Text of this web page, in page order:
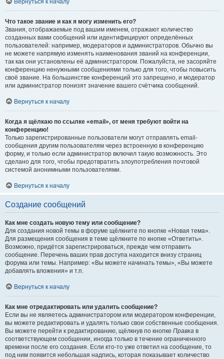
Вернуться к началу
Что такое звание и как я могу изменить его?
Звания, отображаемые под вашим именем, отражают количество
созданных вами сообщений или идентифицируют определённых
пользователей: например, модераторов и администраторов. Обычно вы
не можете напрямую изменять наименования званий на конференции,
так как они установлены её администратором. Пожалуйста, не засоряйте
конференцию ненужными сообщениями только для того, чтобы повысить
своё звание. На большинстве конференций это запрещено, и модератор
или администратор понизят значение вашего счётчика сообщений.
Вернуться к началу
Когда я щёлкаю по ссылке «email», от меня требуют войти на
конференцию!
Только зарегистрированные пользователи могут отправлять email-
сообщения другим пользователям через встроенную в конференцию
форму, и только если администратор включил такую возможность. Это
сделано для того, чтобы предотвратить злоупотребления почтовой
системой анонимными пользователями.
Вернуться к началу
Создание сообщений
Как мне создать новую тему или сообщение?
Для создания новой темы в форуме щёлкните по кнопке «Новая тема».
Для размещения сообщения в теме щёлкните по кнопке «Ответить».
Возможно, придётся зарегистрироваться, прежде чем отправить
сообщение. Перечень ваших прав доступа находится внизу страниц
форума или темы. Например: «Вы можете начинать темы», «Вы можете
добавлять вложения» и т.п.
Вернуться к началу
Как мне отредактировать или удалить сообщение?
Если вы не являетесь администратором или модератором конференции,
вы можете редактировать и удалять только свои собственные сообщения.
Вы можете перейти к редактированию, щёлкнув по кнопке Правка в
соответствующем сообщении, иногда только в течение ограниченного
времени после его создания. Если кто-то уже ответил на сообщение, то
под ним появится небольшая надпись, которая показывает количество